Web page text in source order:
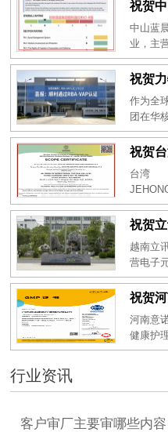
中山蓝
业，主
作为全
团在华
台湾
越南立
营电子
河南意
健康护
行业资讯
客户审厂主要审哪些内